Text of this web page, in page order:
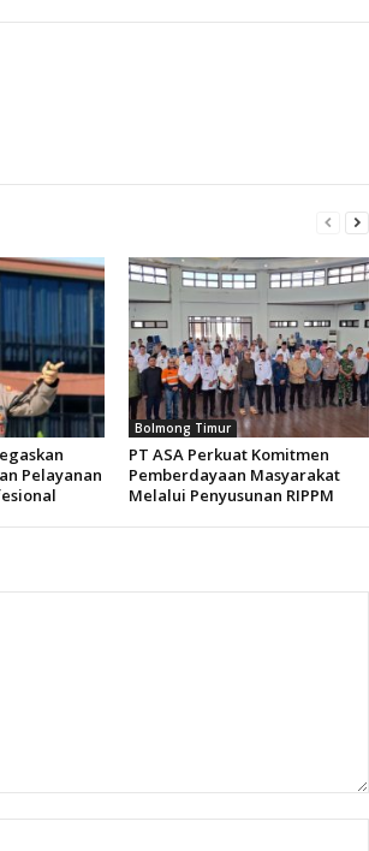
Pelayanan
Bolmong Timur
PT ASA Perkuat Komitmen
Pemberdayaan Masyarakat
Melalui Penyusunan RIPPM